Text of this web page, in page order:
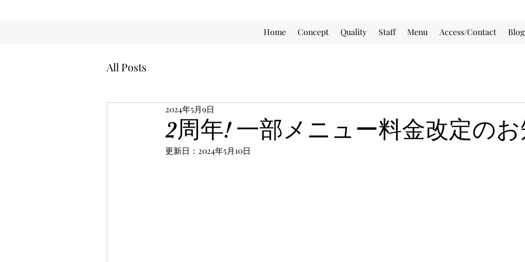
Home Concept Quality Staff Menu Access/Contact Blog
All Posts
2周年! 一部メニュー料金改定の
2024年5月9日
更新日： 2024年5月10日